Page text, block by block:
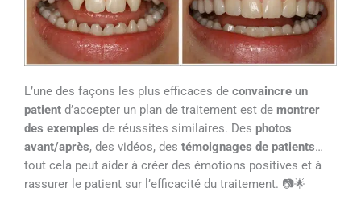
L’une des façons les plus efficaces de convaincre un
patient d’accepter un plan de traitement est de montrer
des exemples de réussites similaires. Des photos
avant/après, des vidéos, des témoignages de patients…
tout cela peut aider à créer des émotions positives et à
rassurer le patient sur l’efficacité du traitement. 📷🌟